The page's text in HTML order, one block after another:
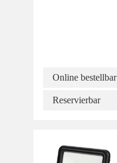
Online bestellbar
Reservierbar